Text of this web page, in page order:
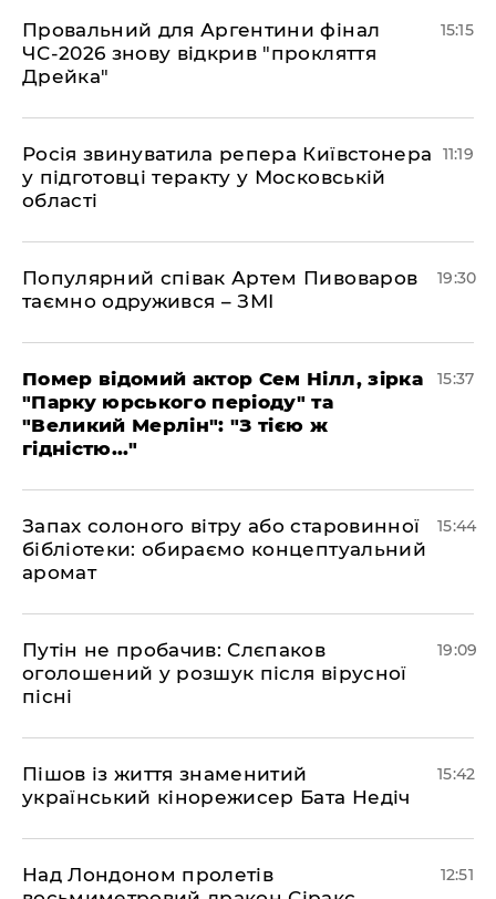
Провальний для Аргентини фінал
ЧС-2026 знову відкрив "прокляття
Дрейка"
15:15
Росія звинуватила репера Київстонера
у підготовці теракту у Московській
області
11:19
Популярний співак Артем Пивоваров
таємно одружився – ЗМІ
19:30
Помер відомий актор Сем Нілл, зірка
"Парку юрського періоду" та
"Великий Мерлін": "З тією ж
гідністю..."
15:37
Запах солоного вітру або старовинної
бібліотеки: обираємо концептуальний
аромат
15:44
​Путін не пробачив: Слєпаков
оголошений у розшук після вірусної
пісні
19:09
Пішов із життя знаменитий
український кінорежисер Бата Недіч
15:42
Над Лондоном пролетів
12:51